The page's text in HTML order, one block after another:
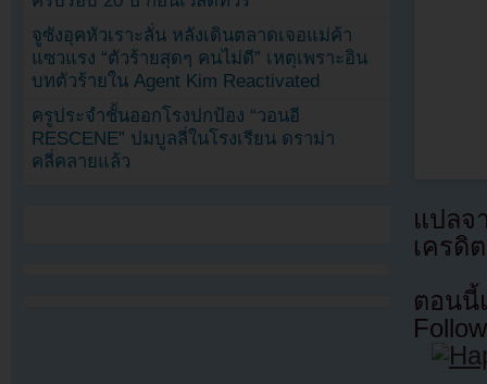
แปล
เครดิ
ตอนนี้
จูซังอุคหัวเราะลั่น หลังเดินตลาดเจอแม่ค้า
แซวแรง “ตัวร้ายสุดๆ คนไม่ดี” เหตุเพราะอิน
บทตัวร้ายใน Agent Kim Reactivated
ครูประจำชั้นออกโรงปกป้อง “วอนอี
RESCENE” ปมบูลลี่ในโรงเรียน ดราม่า
คลี่คลายแล้ว